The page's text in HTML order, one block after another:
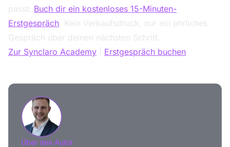
passt: Buch dir ein kostenloses 15-Minuten-
Erstgespräch. Kein Verkaufsdruck, nur ein ehrliches
Gespräch über deinen nächsten Schritt.
Zur Synclaro Academy
Erstgespräch buchen
Über den Autor